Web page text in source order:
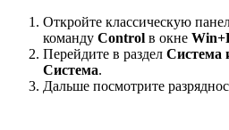
Откройте классическую
команду Control в окне
Перейдите в раздел Система
Система.
Дальше посмотрите